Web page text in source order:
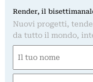
Render, il
Nuovi progetti,
da tutto il mondo,
(Obbligatorio)
Nome